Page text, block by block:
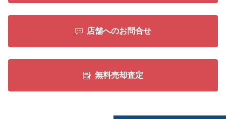
店舗へのお問合せ
無料売却査定